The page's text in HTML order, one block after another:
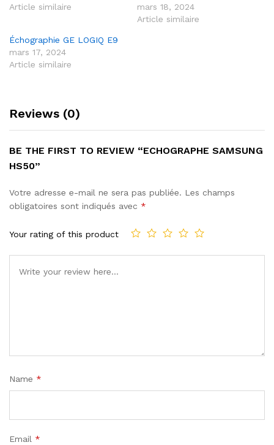
Article similaire
mars 18, 2024
Article similaire
Échographie GE LOGIQ E9
mars 17, 2024
Article similaire
Reviews (0)
BE THE FIRST TO REVIEW “ECHOGRAPHE SAMSUNG
HS50”
Votre adresse e-mail ne sera pas publiée. Les champs
obligatoires sont indiqués avec *
Your rating of this product
Name *
Email *